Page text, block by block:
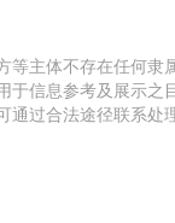
等主体不存在任何隶
信息参考及展示之
过合法途径联系处